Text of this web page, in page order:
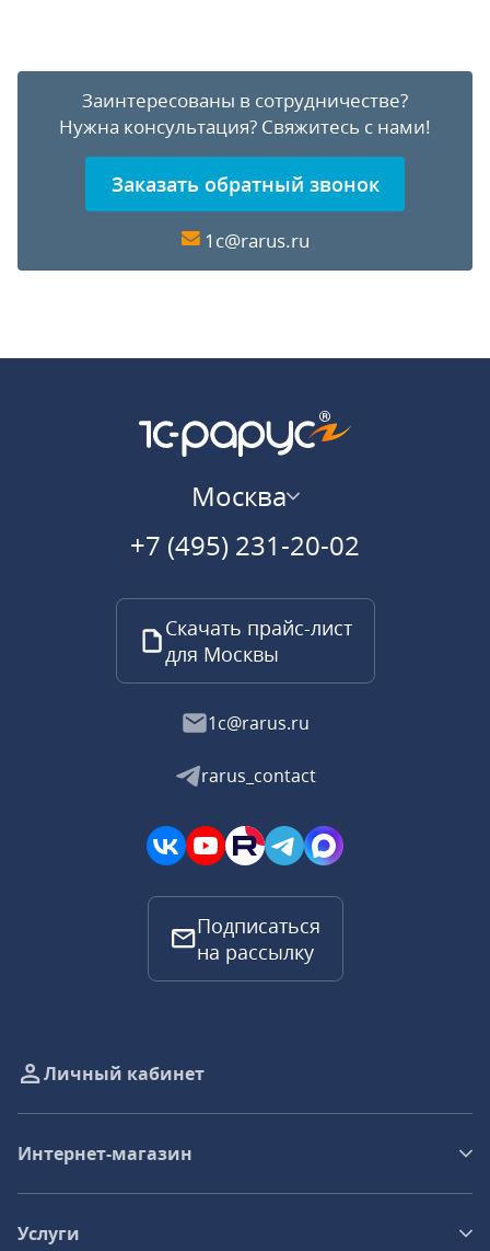
Заинтересованы в сотрудничестве?
Нужна консультация? Свяжитесь с нами!
Заказать обратный звонок
1c@rarus.ru
Москва
+7 (495) 231-20-02
Скачать прайс-лист
для Москвы
1c@rarus.ru
rarus_contact
Подписаться
на рассылку
Личный кабинет
Интернет-магазин
Услуги